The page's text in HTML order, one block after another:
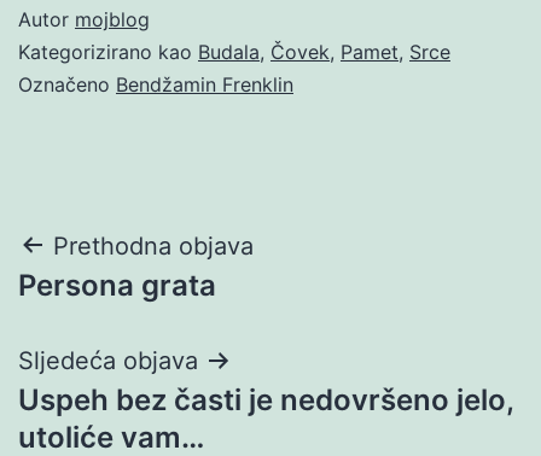
Autor mojblog
Kategorizirano kao Budala, Čovek, Pamet, Srce
Označeno Bendžamin Frenklin
Navigacija
objava
Prethodna objava
Persona grata
Sljedeća objava
Uspeh bez časti je nedovršeno jelo,
utoliće vam…